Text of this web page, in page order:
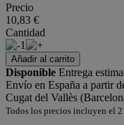
Precio
10,83 €
Cantidad
1
Añadir al carrito
Disponible Entrega
Envío en España a partir
Cugat del Vallès
Todos los precios incluyen el